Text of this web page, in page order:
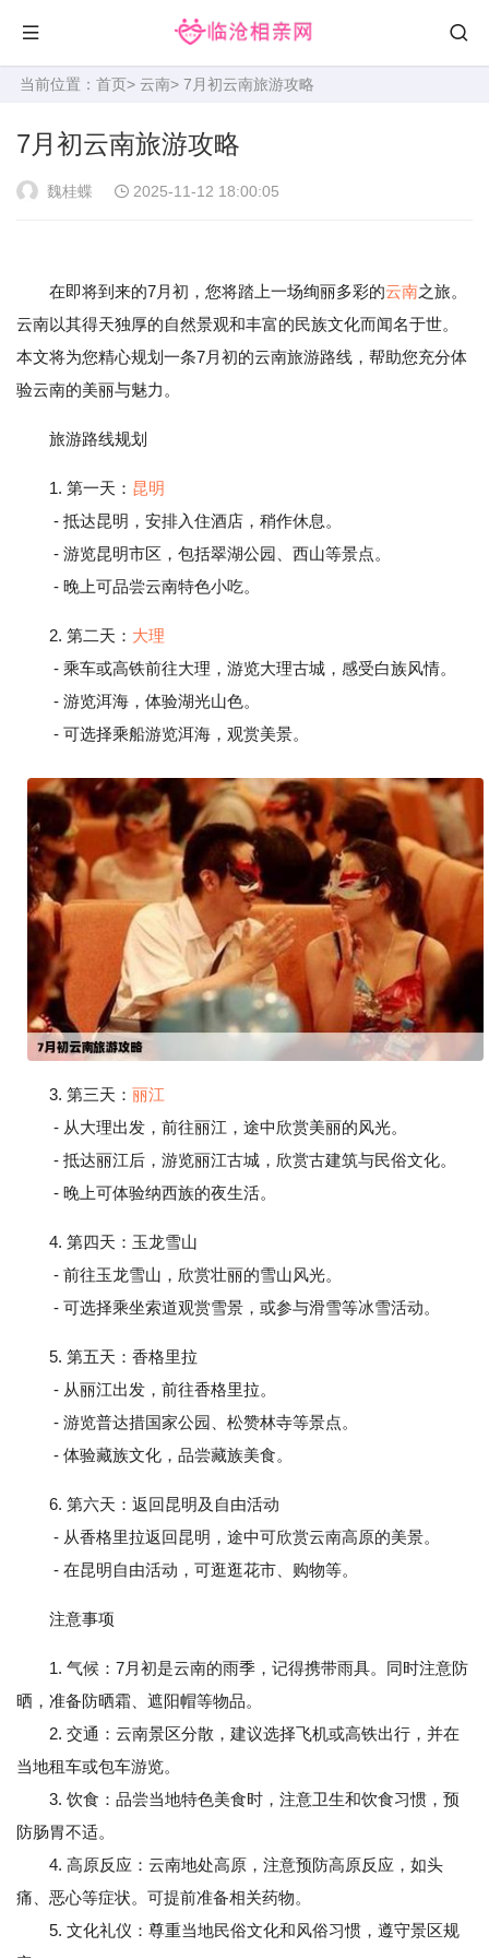
当前位置： 首页> 云南> 7月初云南旅游攻略
7月初云南旅游攻略
魏桂蝶 2025-11-12 18:00:05
在即将到来的7月初，您将踏上一场绚丽多彩的云南之旅。
云南以其得天独厚的自然景观和丰富的民族文化而闻名于世。
本文将为您精心规划一条7月初的云南旅游路线，帮助您充分体
验云南的美丽与魅力。
旅游路线规划
1. 第一天： 昆明
- 抵达昆明，安排入住酒店，稍作休息。
- 游览昆明市区，包括翠湖公园、西山等景点。
- 晚上可品尝云南特色小吃。
2. 第二天： 大理
- 乘车或高铁前往大理，游览大理古城，感受白族风情。
- 游览洱海，体验湖光山色。
- 可选择乘船游览洱海，观赏美景。
3. 第三天： 丽江
- 从大理出发，前往丽江，途中欣赏美丽的风光。
- 抵达丽江后，游览丽江古城，欣赏古建筑与民俗文化。
- 晚上可体验纳西族的夜生活。
4. 第四天：玉龙雪山
- 前往玉龙雪山，欣赏壮丽的雪山风光。
- 可选择乘坐索道观赏雪景，或参与滑雪等冰雪活动。
5. 第五天：香格里拉
- 从丽江出发，前往香格里拉。
- 游览普达措国家公园、松赞林寺等景点。
- 体验藏族文化，品尝藏族美食。
6. 第六天：返回昆明及自由活动
- 从香格里拉返回昆明，途中可欣赏云南高原的美景。
- 在昆明自由活动，可逛逛花市、购物等。
注意事项
1. 气候：7月初是云南的雨季，记得携带雨具。同时注意防
晒，准备防晒霜、遮阳帽等物品。
2. 交通：云南景区分散，建议选择飞机或高铁出行，并在
当地租车或包车游览。
3. 饮食：品尝当地特色美食时，注意卫生和饮食习惯，预
防肠胃不适。
4. 高原反应：云南地处高原，注意预防高原反应，如头
痛、恶心等症状。可提前准备相关药物。
5. 文化礼仪：尊重当地民俗文化和风俗习惯，遵守景区规